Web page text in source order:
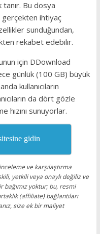
Bu dosya
gerçekten ihtiyaç
sunduğundan,
rekabet edebilir.
için DDownload
günlük (100 GB) büyük
kullanıcıların
da dört gözle
hızını sunuyorlar.
gidin
ve karşılaştırma
yetkili veya onaylı değiliz ve
yoktur; bu, resmi
(affiliate) bağlantıları
size ek bir maliyet